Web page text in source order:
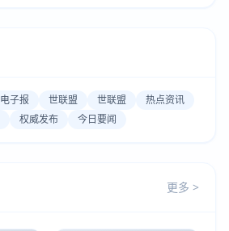
电子报 世联盟 世联盟
热点资讯
权威发布 今日要闻
更多 >